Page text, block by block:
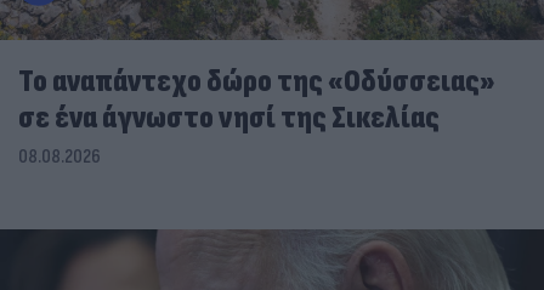
To αναπάντεχο δώρο της «Οδύσσειας»
σε ένα άγνωστο νησί της Σικελίας
08.08.2026